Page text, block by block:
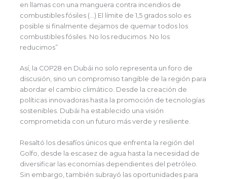
en llamas con una manguera contra incendios de
combustibles fósiles (…) El límite de 1,5 grados solo es
posible si finalmente dejamos de quemar todos los
combustibles fósiles. No los reducimos. No los
reducimos”
Así, la COP28 en Dubái no solo representa un foro de
discusión, sino un compromiso tangible de la región para
abordar el cambio climático. Desde la creación de
políticas innovadoras hasta la promoción de tecnologías
sostenibles. Dubái ha establecido una visión
comprometida con un futuro más verde y resiliente.
Resaltó los desafíos únicos que enfrenta la región del
Golfo, desde la escasez de agua hasta la necesidad de
diversificar las economías dependientes del petróleo.
Sin embargo, también subrayó las oportunidades para